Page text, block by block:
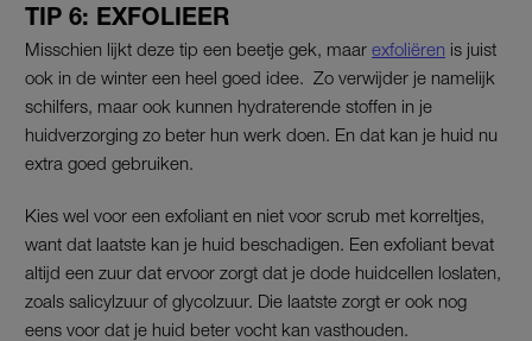
TIP 6: EXFOLIEER
Misschien lijkt deze tip een beetje gek, maar exfoliëren is juist
ook in de winter een heel goed idee. Zo verwijder je namelijk
schilfers, maar ook kunnen hydraterende stoffen in je
huidverzorging zo beter hun werk doen. En dat kan je huid nu
extra goed gebruiken.
Kies wel voor een exfoliant en niet voor scrub met korreltjes,
want dat laatste kan je huid beschadigen. Een exfoliant bevat
altijd een zuur dat ervoor zorgt dat je dode huidcellen loslaten,
zoals salicylzuur of glycolzuur. Die laatste zorgt er ook nog
eens voor dat je huid beter vocht kan vasthouden.